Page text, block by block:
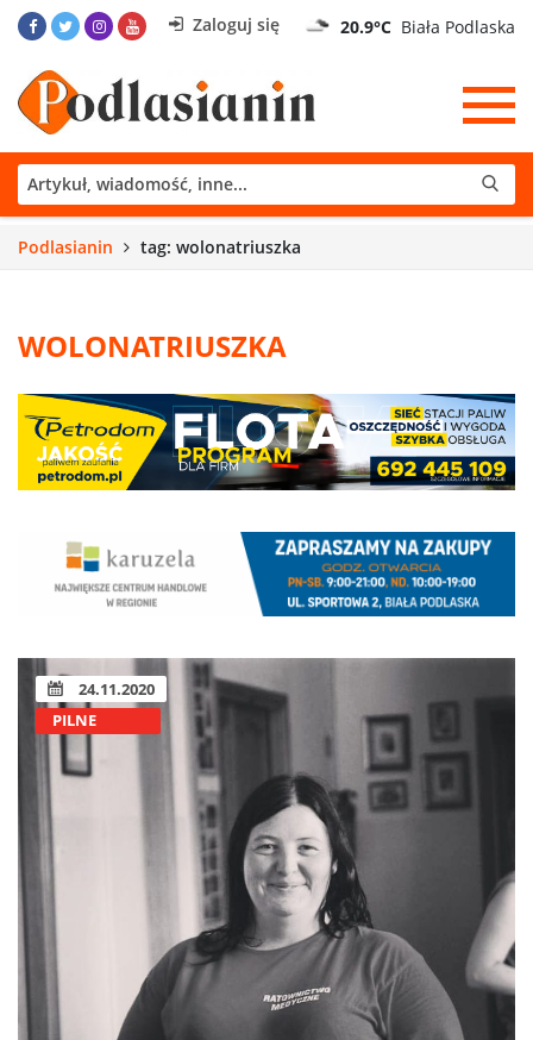
Zaloguj się 20.9°C Biała Podlaska
Podlasianin tag: wolonatriuszka
WOLONATRIUSZKA
24.11.2020
PILNE